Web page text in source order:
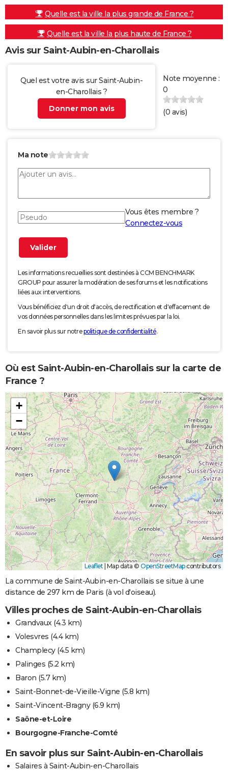
Quelle est la ville la plus grande de France ?
Quelle est la ville la plus haute de France ?
Avis sur Saint-Aubin-en-Charollais
Quel est votre avis sur Saint-Aubin-
en-Charollais ?
Donner mon avis
Note moyenne :
0
(0 avis)
Ma note
Vous êtes membre ?
Connectez-vous
Les informations recueillies sont destinées à CCM BENCHMARK
GROUP pour assurer la modération de ses forums et les notifications
liées aux interventions.
Vous bénéficiez d'un droit d'accès, de rectification et d'effacement de
vos données personnelles dans les limites prévues par la loi.
En savoir plus sur notrepolitique de confidentialité.
Où est Saint-Aubin-en-Charollais sur la carte de
France ?
+
−
Leaflet Map data © OpenStreetMapcontributors
La commune de Saint-Aubin-en-Charollais se situe à une
distance de 297 km de Paris (à vol d'oiseau).
Villes proches de Saint-Aubin-en-Charollais
Grandvaux(4.3 km)
Volesvres (4.4 km)
Champlecy(4.5 km)
Palinges (5.2 km)
Baron (5.7 km)
Saint-Bonnet-de-Vieille-Vigne (5.8 km)
Saint-Vincent-Bragny(6.9 km)
Saône-et-Loire
Bourgogne-Franche-Comté
En savoir plus sur Saint-Aubin-en-Charollais
Salaires à Saint-Aubin-en-Charollais